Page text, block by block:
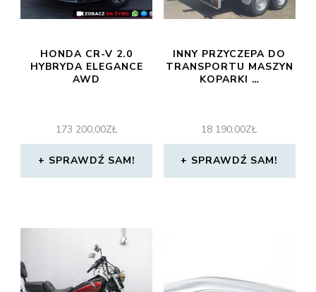
HONDA CR-V 2.0
HYBRYDA ELEGANCE
AWD
173 200,00ZŁ
SPRAWDŹ SAM!
INNY PRZYCZEPA DO
TRANSPORTU MASZYN
KOPARKI …
18 190,00ZŁ
SPRAWDŹ SAM!